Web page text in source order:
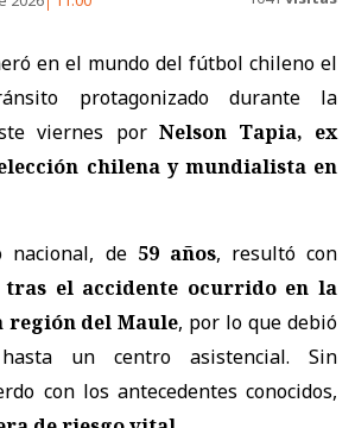
en el mundo del fútbol chileno el
protagonizado durante la
viernes por Nelson Tapia, ex
chilena y mundialista en
nacional, de 59 años, resultó con
tras el accidente ocurrido en la
región del Maule, por lo que debió
un centro asistencial. Sin
con los antecedentes conocidos,